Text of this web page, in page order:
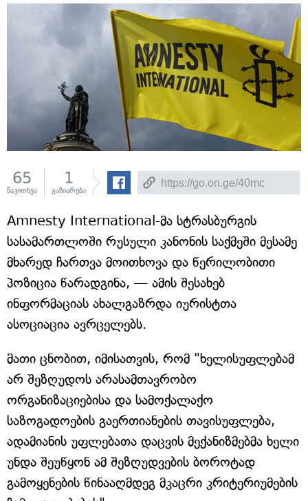
65
წაკითხვა
1
გაზიარება
Amnesty International-მა სტრასბურგის
სასამართლოში რუსული კანონის საქმეში მესამე
მხარედ ჩართვა მოითხოვა და წერილობითი
პოზიცია წარადგინა, — ამის შესახებ
ინფორმაციას ახალგაზრდა იურისტთა
ასოციაცია ავრცელებს.
მათი ცნობით, იმისათვის, რომ "ხელისუფლებამ
არ შეზღუდოს არასამთავრობო
ორგანიზაციებისა და სამოქალაქო
საზოგადოების გაერთიანების თავისუფლება,
ადამიანის უფლებათა დაცვის მექანიზმებმა ხელი
უნდა შეუწყონ ამ შეზღუდვების ბოროტად
გამოყენების წინააღმდეგ მკაცრი კრიტერიუმების